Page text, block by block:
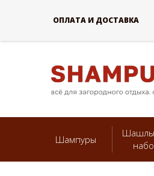
Шампуры
ОПЛАТА И ДОСТАВКА